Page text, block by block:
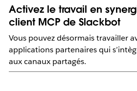
Activez le travail en
client MCP de Slackbot
Vous pouvez désormais travailler
applications partenaires qui
aux canaux partagés.